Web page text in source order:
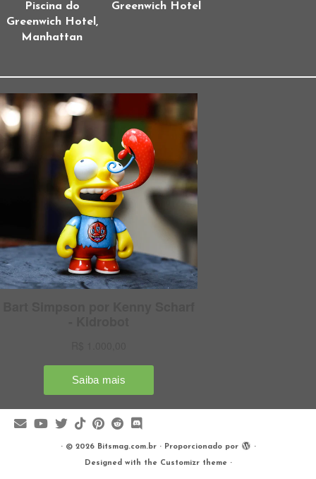
Piscina do
Greenwich Hotel,
Manhattan
Greenwich Hotel
· © 2026 Bitsmag.com.br· Proporcionado por ·
Designed with the Customizr theme ·